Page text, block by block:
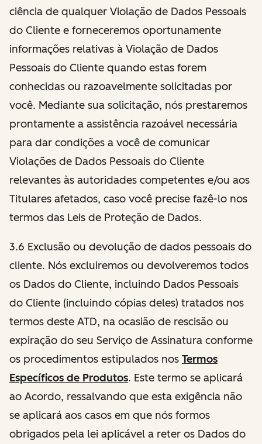
ciência de qualquer Violação de Dados Pessoais
do Cliente e forneceremos oportunamente
informações relativas à Violação de Dados
Pessoais do Cliente quando estas forem
conhecidas ou razoavelmente solicitadas por
você. Mediante sua solicitação, nós prestaremos
prontamente a assistência razoável necessária
para dar condições a você de comunicar
Violações de Dados Pessoais do Cliente
relevantes às autoridades competentes e/ou aos
Titulares afetados, caso você precise fazê-lo nos
termos das Leis de Proteção de Dados.
3.6 Exclusão ou devolução de dados pessoais do
cliente. Nós excluiremos ou devolveremos todos
os Dados do Cliente, incluindo Dados Pessoais
do Cliente (incluindo cópias deles) tratados nos
termos deste ATD, na ocasião de rescisão ou
expiração do seu Serviço de Assinatura conforme
os procedimentos estipulados nos Termos
Específicos de Produtos. Este termo se aplicará
ao Acordo, ressalvando que esta exigência não
se aplicará aos casos em que nós formos
obrigados pela lei aplicável a reter os Dados do